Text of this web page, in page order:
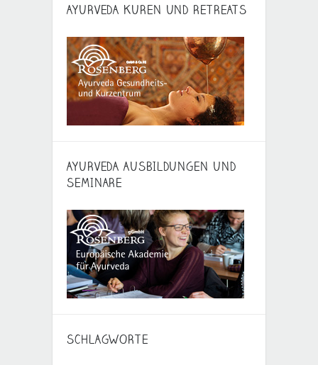
AYURVEDA KUREN UND RETREATS
AYURVEDA AUSBILDUNGEN UND
SEMINARE
SCHLAGWORTE